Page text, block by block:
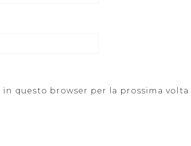
questo browser per la prossima